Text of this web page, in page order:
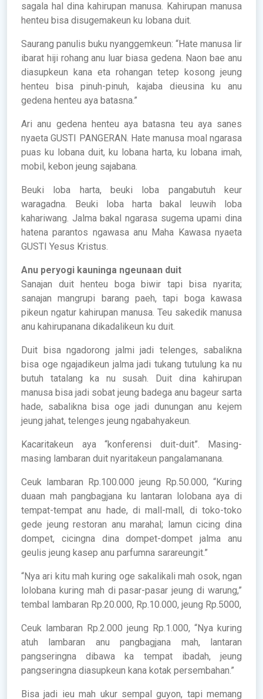
sagala hal dina kahirupan manusa. Kahirupan manusa
henteu bisa disugemakeun ku lobana duit.
Saurang panulis buku nyanggemkeun: “Hate manusa lir
ibarat hiji rohang anu luar biasa gedena. Naon bae anu
diasupkeun kana eta rohangan tetep kosong jeung
henteu bisa pinuh-pinuh, kajaba dieusina ku anu
gedena henteu aya batasna.”
Ari anu gedena henteu aya batasna teu aya sanes
nyaeta GUSTI PANGERAN. Hate manusa moal ngarasa
puas ku lobana duit, ku lobana harta, ku lobana imah,
mobil, kebon jeung sajabana.
Beuki loba harta, beuki loba pangabutuh keur
waragadna. Beuki loba harta bakal leuwih loba
kahariwang. Jalma bakal ngarasa sugema upami dina
hatena parantos ngawasa anu Maha Kawasa nyaeta
GUSTI Yesus Kristus.
Anu peryogi kauninga ngeunaan duit
Sanajan duit henteu boga biwir tapi bisa nyarita;
sanajan mangrupi barang paeh, tapi boga kawasa
pikeun ngatur kahirupan manusa. Teu sakedik manusa
anu kahirupanana dikadalikeun ku duit.
Duit bisa ngadorong jalmi jadi telenges, sabalikna
bisa oge ngajadikeun jalma jadi tukang tutulung ka nu
butuh tatalang ka nu susah. Duit dina kahirupan
manusa bisa jadi sobat jeung badega anu bageur sarta
hade, sabalikna bisa oge jadi dunungan anu kejem
jeung jahat, telenges jeung ngabahyakeun.
Kacaritakeun aya “konferensi duit-duit”. Masing-
masing lambaran duit nyaritakeun pangalamanana.
Ceuk lambaran Rp.100.000 jeung Rp.50.000, “Kuring
duaan mah pangbagjana ku lantaran lolobana aya di
tempat-tempat anu hade, di mall-mall, di toko-toko
gede jeung restoran anu marahal; lamun cicing dina
dompet, cicingna dina dompet-dompet jalma anu
geulis jeung kasep anu parfumna sarareungit.”
“Nya ari kitu mah kuring oge sakalikali mah osok, ngan
lolobana kuring mah di pasar-pasar jeung di warung,”
tembal lambaran Rp.20.000, Rp.10.000, jeung Rp.5000,
Ceuk lambaran Rp.2.000 jeung Rp.1.000, “Nya kuring
atuh lambaran anu pangbagjana mah, lantaran
pangseringna dibawa ka tempat ibadah, jeung
pangseringna diasupkeun kana kotak persembahan.”
Bisa jadi ieu mah ukur sempal guyon, tapi memang